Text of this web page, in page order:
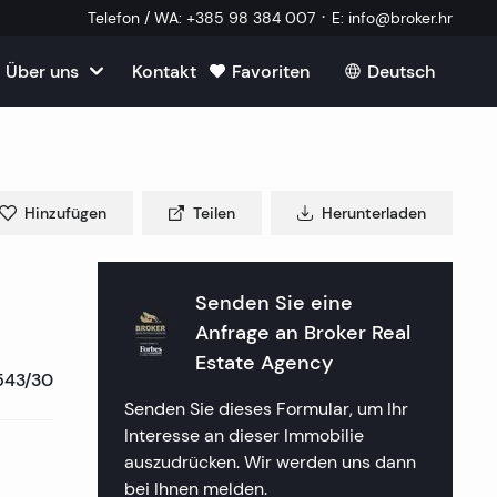
Telefon / WA: +385 98 384 007 · E: info@broker.hr
in Split
in Rogoznica
in Primosten
in Crikvenica
Verkauf in Kroatien
in Kroatien
Über uns
ein externer Mitarbeiter
Fragen
Kontakt Favoriten Deutsch
30
Hinzufügen Teilen Herunterladen
Senden Sie eine
Anfrage an Broker Real
Estate Agency
Senden Sie dieses Formular, um Ihr
Interesse an dieser Immobilie
auszudrücken. Wir werden uns dann
bei Ihnen melden.